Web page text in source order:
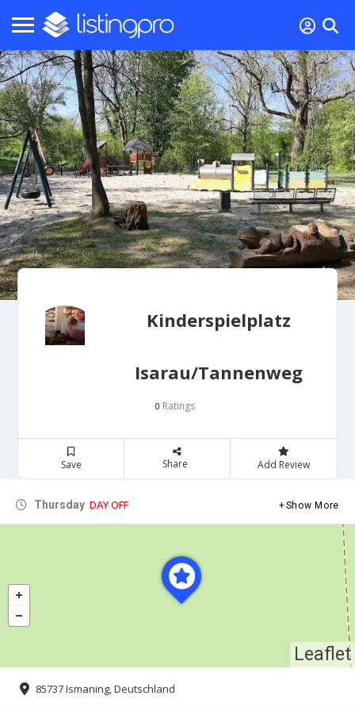
Kinderspielplatz
Isarau/Tannenweg
0 Ratings
Save Share Add Review
Thursday DAY OFF Show More
Leaflet
85737 Ismaning, Deutschland